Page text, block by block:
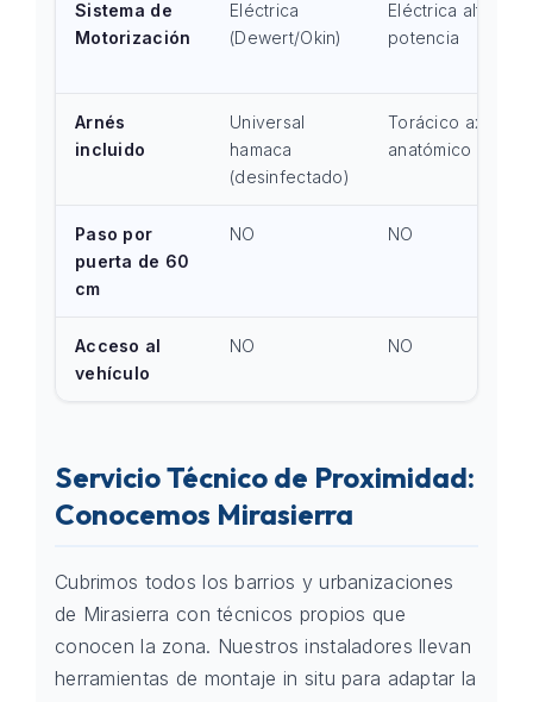
Sistema de
Motorización
Eléctrica
(Dewert/Okin)
Eléctrica alta
potencia
Arnés
incluido
Universal
hamaca
(desinfectado)
Torácico axial
anatómico
Paso por
puerta de 60
cm
NO NO
Acceso al
vehículo
NO NO
Servicio Técnico de Proximidad:
Conocemos Mirasierra
Cubrimos todos los barrios y urbanizaciones
de Mirasierra con técnicos propios que
conocen la zona. Nuestros instaladores llevan
herramientas de montaje in situ para adaptar la